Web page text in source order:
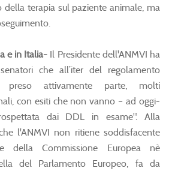
della terapia sul paziente animale, ma
e in Italia- Il Presidente dell'ANMVI ha
che all’iter del regolamento
preso attivamente parte, molti
con esiti che non vanno – ad oggi-
dai DDL in esame". Alla
l'ANMVI non ritiene soddisfacente
della Commissione Europea nè
del Parlamento Europeo, fa da